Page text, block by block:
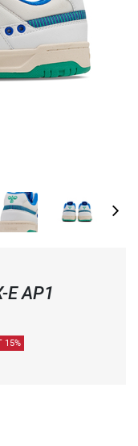
E AP1
15%